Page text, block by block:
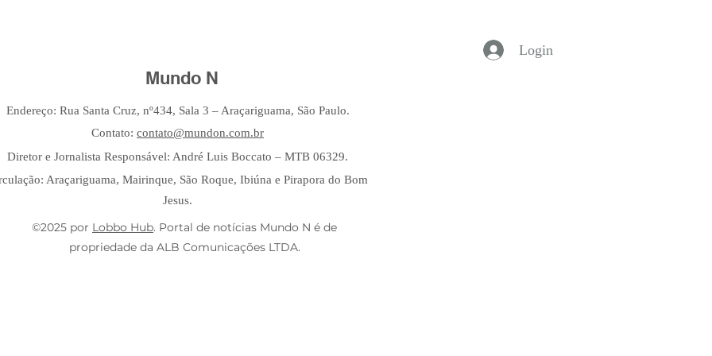
Login
Mundo N
Endereço: Rua Santa Cruz, nº434, Sala 3 – Araçariguama, São Paulo.
Contato: contato@mundon.com.br
Diretor e Jornalista Responsável: André Luis Boccato – MTB 06329.
Araçariguama, Mairinque, São Roque, Ibiúna e Pirapora do Bom
Jesus.
©2025 por Lobbo Hub. Portal de notícias Mundo N é de
propriedade da ALB Comunicações LTDA.